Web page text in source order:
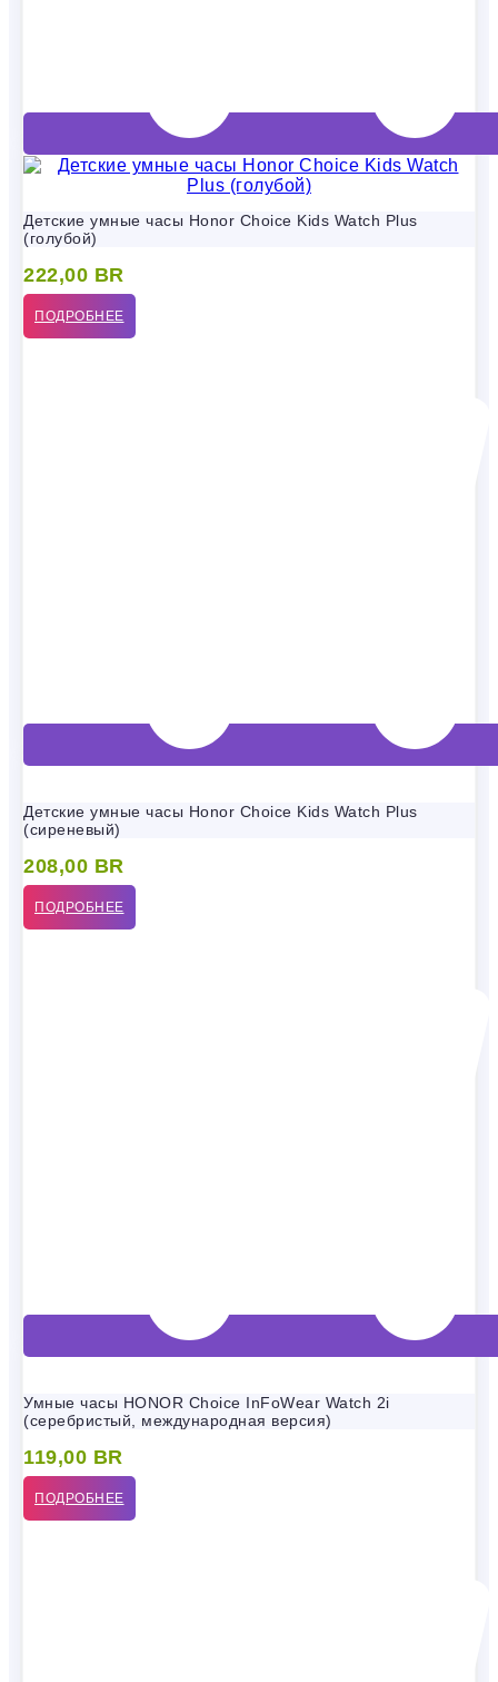
Детские умные часы Honor Choice Kids Watch Plus
(голубой)
222,00 BR
ПОДРОБНЕЕ
Детские умные часы Honor Choice Kids Watch Plus
(сиреневый)
208,00 BR
ПОДРОБНЕЕ
Умные часы HONOR Choice InFoWear Watch 2i
(серебристый, международная версия)
119,00 BR
ПОДРОБНЕЕ